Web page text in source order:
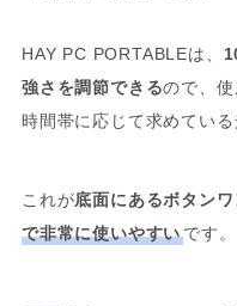
HAY PC PORTABLEは、
強さを調節できるので、使
時間帯に応じて求めてい
これが底面にあるボタン
で非常に使いやすいです。